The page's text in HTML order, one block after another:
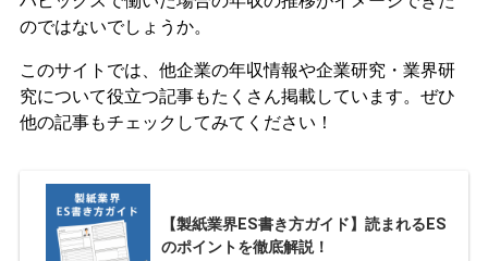
のではないでしょうか。
このサイトでは、他企業の年収情報や企業研究・業界研
究について役立つ記事もたくさん掲載しています。ぜひ
他の記事もチェックしてみてください！
【製紙業界ES書き方ガイド】読まれるES
のポイントを徹底解説！